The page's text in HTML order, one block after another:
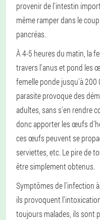
provenir de l'intestin
même ramper dans le
pancréas.
À 4-5 heures du matin, la
travers l'anus et pond les
femelle ponde jusqu'à
parasite provoque des
adultes, sans s'en rendre
donc apporter les œufs
ces œufs peuvent se
serviettes, etc. Le pire de
être simplement obtenus.
Symptômes de l'infection
ils provoquent
toujours malades, ils sont